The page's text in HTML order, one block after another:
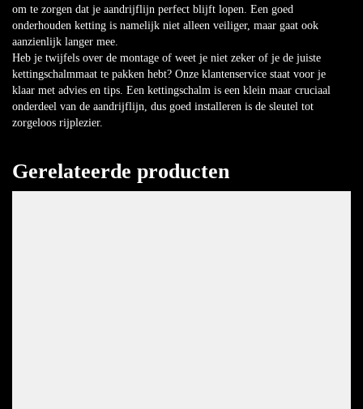
om te zorgen dat je aandrijflijn perfect blijft lopen. Een goed
onderhouden ketting is namelijk niet alleen veiliger, maar gaat ook
aanzienlijk langer mee.
Heb je twijfels over de montage of weet je niet zeker of je de juiste
kettingschalmmaat te pakken hebt? Onze klantenservice staat voor je
klaar met advies en tips. Een kettingschalm is een klein maar cruciaal
onderdeel van de aandrijflijn, dus goed installeren is de sleutel tot
zorgeloos rijplezier.
Gerelateerde producten